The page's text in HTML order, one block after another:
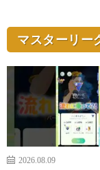
マスターリー
2026.08.09